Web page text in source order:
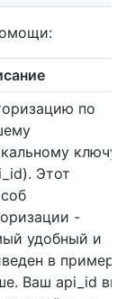
по
ключу
Этот
-
удобный и
в примере
Ваш api_id вы